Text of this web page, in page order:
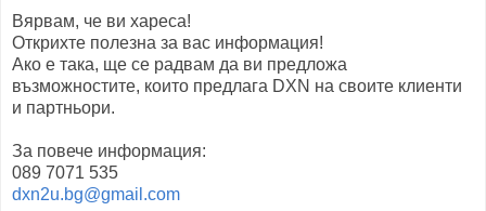
Вярвам, че ви хареса!
Открихте полезна за вас информация!
Ако е така, ще се радвам да ви предложа
възможностите, които предлага DXN на своите клиенти
и партньори.
За повече информация:
089 7071 535
dxn2u.bg@gmail.com